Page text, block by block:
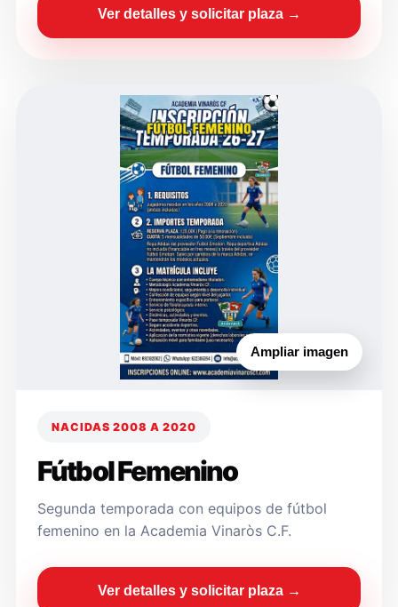
Ver detalles y solicitar plaza →
Ampliar imagen
NACIDAS 2008 A 2020
Fútbol Femenino
Segunda temporada con equipos de fútbol
femenino en la Academia Vinaròs C.F.
Ver detalles y solicitar plaza →